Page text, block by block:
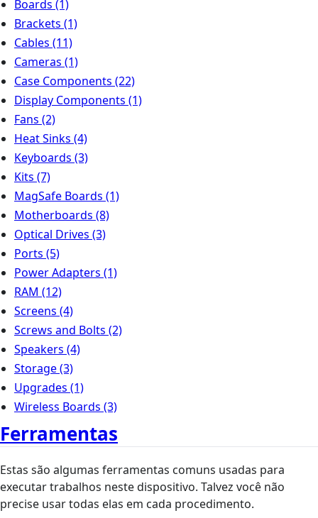
Boards (1)
Brackets (1)
Cables (11)
Cameras (1)
Case Components (22)
Display Components (1)
Fans (2)
Heat Sinks (4)
Keyboards (3)
Kits (7)
MagSafe Boards (1)
Motherboards (8)
Optical Drives (3)
Ports (5)
Power Adapters (1)
RAM (12)
Screens (4)
Screws and Bolts (2)
Speakers (4)
Storage(3)
Upgrades (1)
Wireless Boards (3)
Ferramentas
Estas são algumas ferramentas comuns usadas para
executar trabalhos neste dispositivo. Talvez você não
precise usar todas elas em cada procedimento.